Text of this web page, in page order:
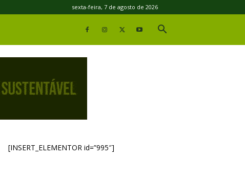
sexta-feira, 7 de agosto de 2026
[INSERT_ELEMENTOR id=”995″]